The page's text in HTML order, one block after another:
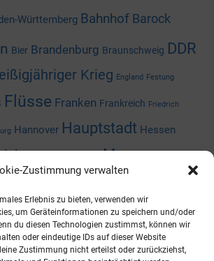
Zustimmung verwalten
Erlebnis zu bieten, verwenden wir
um Geräteinformationen zu speichern und/oder
du diesen Technologien zustimmst, können wir
oder eindeutige IDs auf dieser Website
Zustimmung nicht erteilst oder zurückziehst,
Württemberg Bahnhof Barock
Bier Brandenburg Braunschweig DDR
Krieg England Festung
Flüsse Franken Frankreich Friedrich
Hannover Hauptstadt Hessen
Museum
Niedersachsen
Rhein Rheinland-Pfalz Russland
Shoppingcenter Thüringen